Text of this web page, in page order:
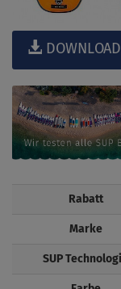
Rabatt
Marke
SUP